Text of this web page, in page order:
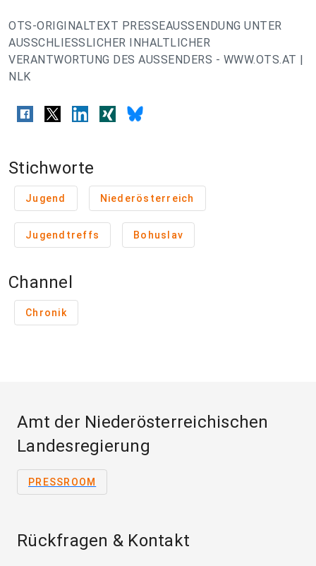
OTS-ORIGINALTEXT PRESSEAUSSENDUNG UNTER
AUSSCHLIESSLICHER INHALTLICHER
VERANTWORTUNG DES AUSSENDERS - WWW.OTS.AT |
NLK
Stichworte
Jugend Niederösterreich
Jugendtreffs Bohuslav
Channel
Chronik
Amt der Niederösterreichischen
Landesregierung
PRESSROOM
Rückfragen & Kontakt